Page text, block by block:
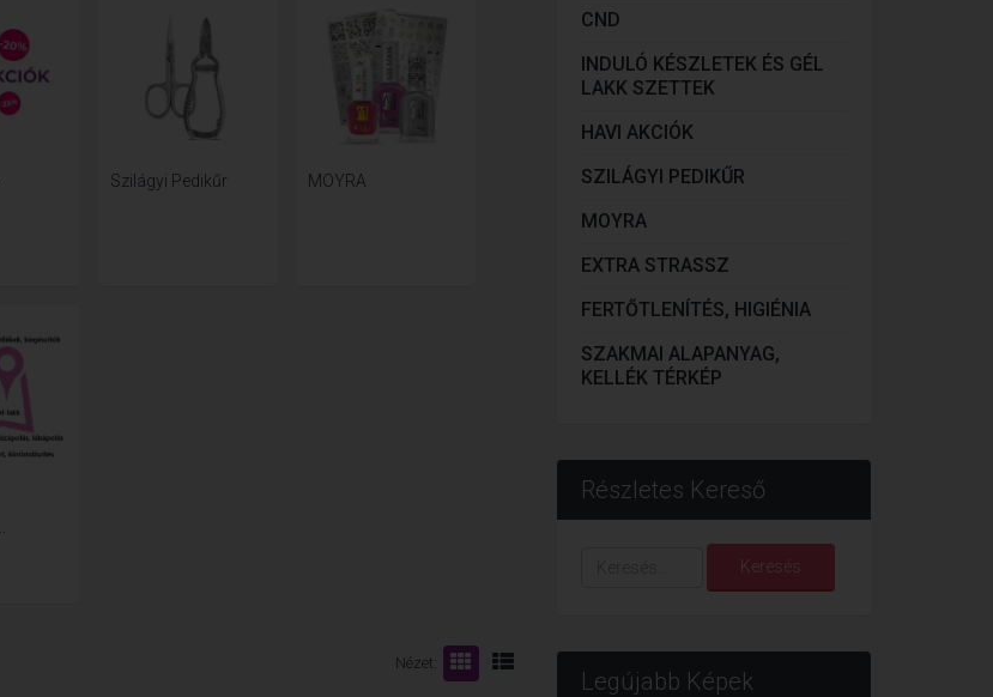
Szilágyi Pedikűr MOYRA
Nézet:
CND
INDULÓ KÉSZLETEK ÉS GÉL
LAKK SZETTEK
HAVI AKCIÓK
SZILÁGYI PEDIKŰR
MOYRA
EXTRA STRASSZ
FERTŐTLENÍTÉS, HIGIÉNIA
SZAKMAI ALAPANYAG,
KELLÉK TÉRKÉP
Részletes Kereső
Keresés
Legújabb Képek